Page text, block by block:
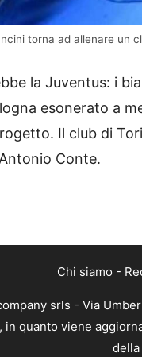
torna ad allenare un
la Juventus: i
esonerato a
Il club di
Conte.
Chi siamo -
srls - Via
quanto viene
della